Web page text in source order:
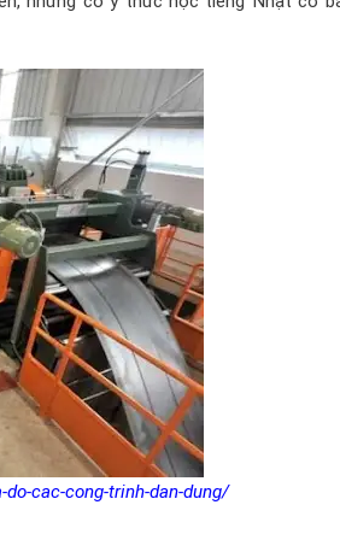
cac-cong-trinh-dan-dung/